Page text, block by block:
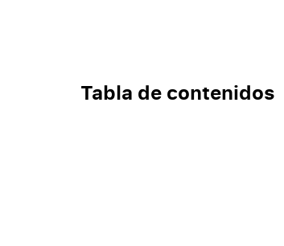
Tabla de contenidos